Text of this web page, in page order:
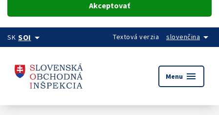
Akceptovať
SK SOIarrow_drop_down Textová verzia slovenčina arrow_drop_down
Menu menu